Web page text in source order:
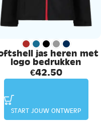
jas heren met
logo bedrukken
€42.50
START JOUW ONTWERP